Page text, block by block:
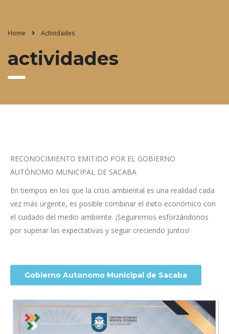
Home Actividades
actividades
RECONOCIMIENTO EMITIDO POR EL GOBIERNO
AUTÓNOMO MUNICIPAL DE SACABA
En tiempos en los que la crisis ambiental es una realidad cada
vez más urgente, es posible combinar el éxito económico con
el cuidado del medio ambiente. ¡Seguiremos esforzándonos
por superar las expectativas y seguir creciendo juntos!
Gobierno Autonomo Municipal de Sacaba